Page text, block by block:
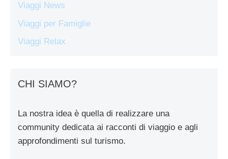
Viaggi News
Viaggi per Famiglie
Viaggi Relax
CHI SIAMO?
La nostra idea è quella di realizzare una
community dedicata ai racconti di viaggio e agli
approfondimenti sul turismo.